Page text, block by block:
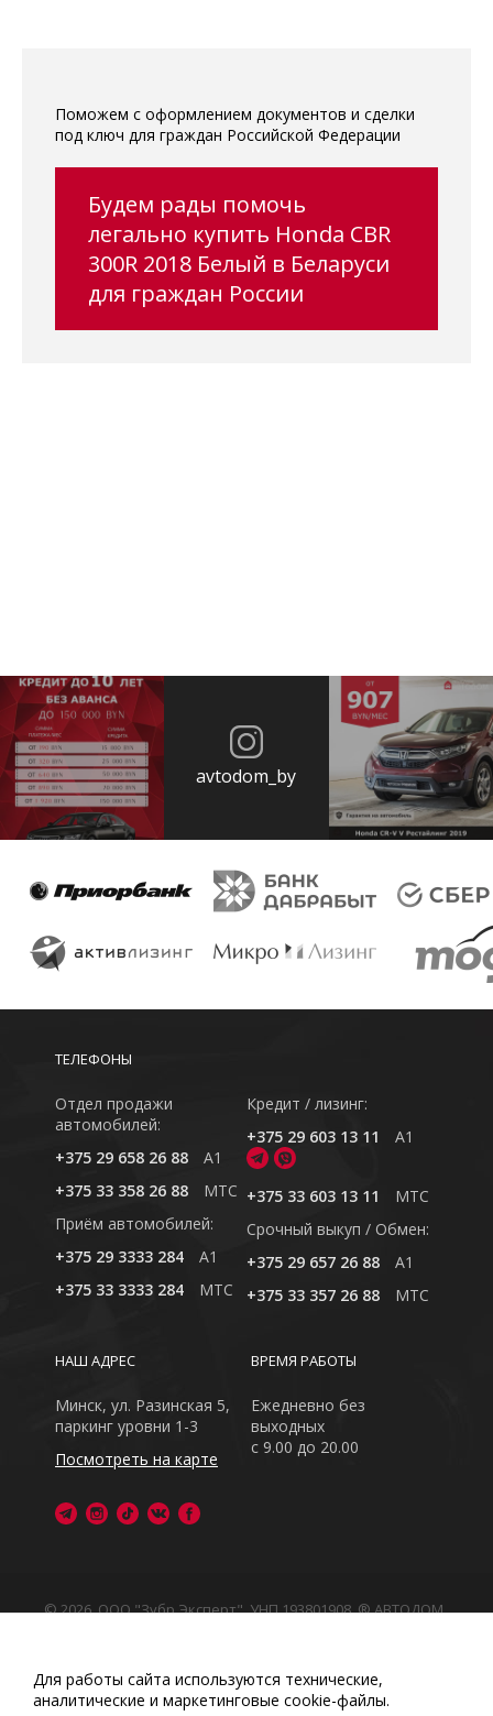
Поможем с оформлением документов и сделки
под ключ для граждан Российской Федерации
Будем рады помочь
легально купить Honda CBR
300R 2018 Белый в Беларуси
для граждан России
avtodom_by
ТЕЛЕФОНЫ
Отдел продажи
автомобилей:
+375 29 658 26 88
A1
+375 33 358 26 88
MTC
Приём автомобилей:
+375 29 3333 284
A1
+375 33 3333 284
MTC
Кредит / лизинг:
+375 29 603 13 11
A1
+375 33 603 13 11
MTC
Cрочный выкуп / Обмен:
+375 29 657 26 88
A1
+375 33 357 26 88
MTC
ВРЕМЯ РАБОТЫ
Ежедневно без
выходных
с 9.00 до 20.00
НАШ АДРЕС
Минск, ул. Разинская 5,
паркинг уровни 1-3
Посмотреть на карте
© 2026, ООО "Зубр Эксперт", УНП 193801908. ® АВТОДОМ
Обращаем Ваше внимание на то, что данный интернет-
сайт носит исключительно информационный характер
Любое использование либо копирование материалов
Для работы сайта используются технические,
аналитические и маркетинговые сооkіе-файлы.